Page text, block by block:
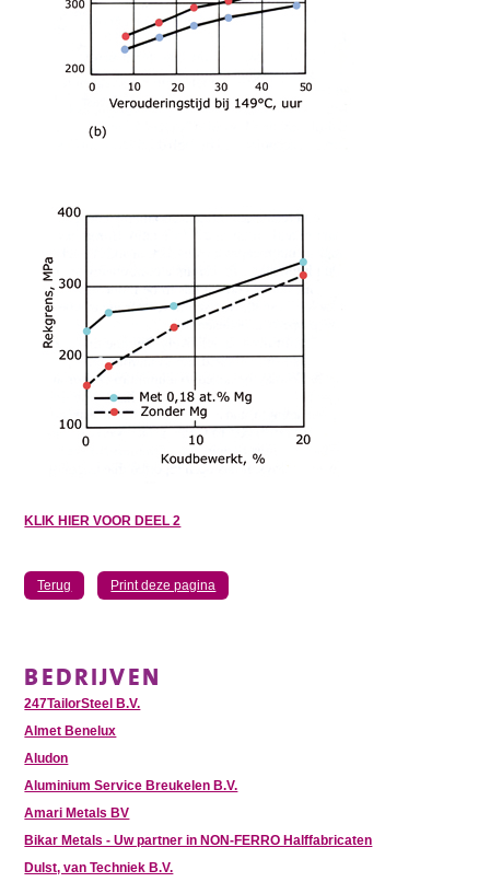
KLIK HIER VOOR DEEL 2
Terug Print deze pagina
BEDRIJVEN
247TailorSteel B.V.
Almet Benelux
Aludon
Aluminium Service Breukelen B.V.
Amari Metals BV
Bikar Metals - Uw partner in NON-FERRO Halffabricaten
Dulst, van Techniek B.V.